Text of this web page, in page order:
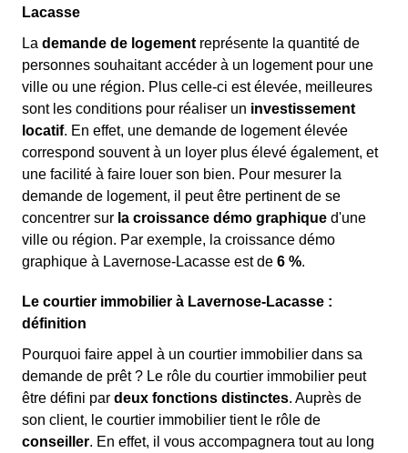
Lacasse
La demande de logement représente la quantité de
personnes souhaitant accéder à un logement pour une
ville ou une région. Plus celle-ci est élevée, meilleures
sont les conditions pour réaliser un investissement
locatif. En effet, une demande de logement élevée
correspond souvent à un loyer plus élevé également, et
une facilité à faire louer son bien. Pour mesurer la
demande de logement, il peut être pertinent de se
concentrer sur la croissance démo graphique d'une
ville ou région. Par exemple, la croissance démo
graphique à Lavernose-Lacasse est de 6 %.
Le courtier immobilier à Lavernose-Lacasse :
définition
Pourquoi faire appel à un courtier immobilier dans sa
demande de prêt ? Le rôle du courtier immobilier peut
être défini par deux fonctions distinctes. Auprès de
son client, le courtier immobilier tient le rôle de
conseiller. En effet, il vous accompagnera tout au long